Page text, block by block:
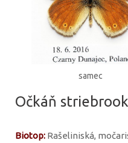
samec
Očkáň
Biotop: Rašeliniská,